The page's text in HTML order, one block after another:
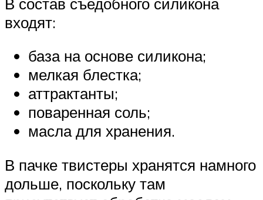
входят:
база на основе силикона;
мелкая блестка;
аттрактанты;
поваренная соль;
масла для хранения.
В пачке твистеры хранятся намного
дольше, поскольку там